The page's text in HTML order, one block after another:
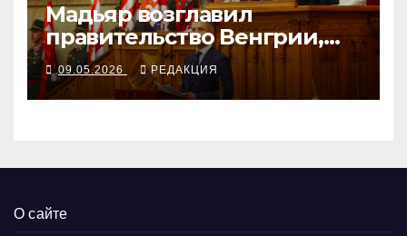
Мадьяр возглавил
правительство Венгрии,
Орбан не пришёл на
заседание
09.05.2026 РЕДАКЦИЯ
О сайте